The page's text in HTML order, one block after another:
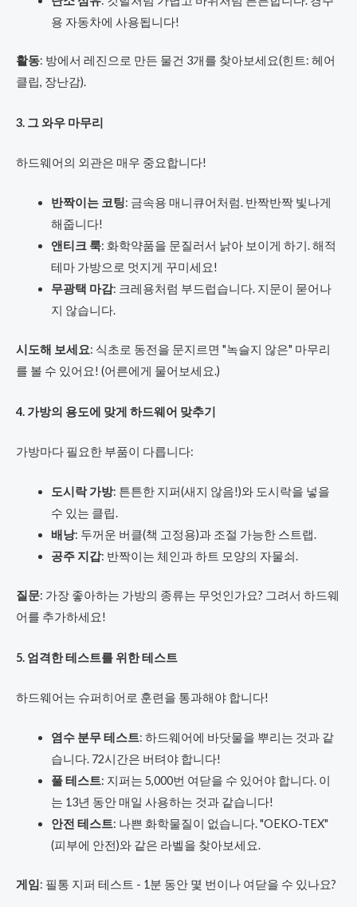
용 자동차에 사용됩니다!
활동: 방에서 레진으로 만든 물건 3개를 찾아보세요(힌트: 헤어
클립, 장난감).
3. 그 와우 마무리
하드웨어의 외관은 매우 중요합니다!
반짝이는 코팅: 금속용 매니큐어처럼. 반짝반짝 빛나게
해줍니다!
앤티크 룩: 화학약품을 문질러서 낡아 보이게 하기. 해적
테마 가방으로 멋지게 꾸미세요!
무광택 마감: 크레용처럼 부드럽습니다. 지문이 묻어나
지 않습니다.
시도해 보세요: 식초로 동전을 문지르면 "녹슬지 않은" 마무리
를 볼 수 있어요! (어른에게 물어보세요.)
4. 가방의 용도에 맞게 하드웨어 맞추기
가방마다 필요한 부품이 다릅니다:
도시락 가방: 튼튼한 지퍼(새지 않음!)와 도시락을 넣을
수 있는 클립.
배낭: 두꺼운 버클(책 고정용)과 조절 가능한 스트랩.
공주 지갑: 반짝이는 체인과 하트 모양의 자물쇠.
질문: 가장 좋아하는 가방의 종류는 무엇인가요? 그려서 하드웨
어를 추가하세요!
5. 엄격한 테스트를 위한 테스트
하드웨어는 슈퍼히어로 훈련을 통과해야 합니다!
염수 분무 테스트: 하드웨어에 바닷물을 뿌리는 것과 같
습니다. 72시간은 버텨야 합니다!
풀 테스트: 지퍼는 5,000번 여닫을 수 있어야 합니다. 이
는 13년 동안 매일 사용하는 것과 같습니다!
안전 테스트: 나쁜 화학물질이 없습니다. "OEKO-TEX"
(피부에 안전)와 같은 라벨을 찾아보세요.
게임: 필통 지퍼 테스트 - 1분 동안 몇 번이나 여닫을 수 있나요?